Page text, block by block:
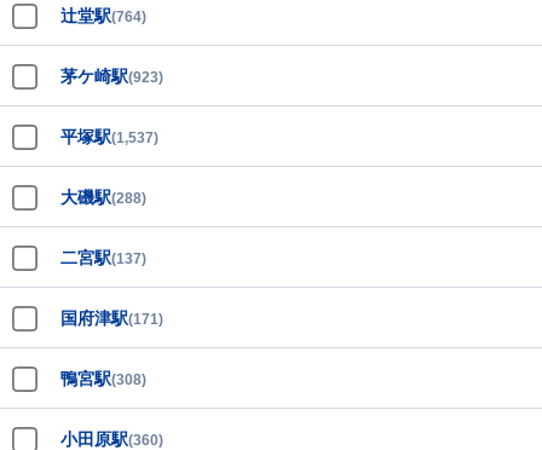
辻堂駅(764)
茅ケ崎駅(923)
平塚駅(1,537)
大磯駅(288)
二宮駅(137)
国府津駅(171)
鴨宮駅(308)
小田原駅(360)